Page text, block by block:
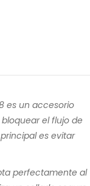
es un accesorio
el flujo de
es evitar
perfectamente al